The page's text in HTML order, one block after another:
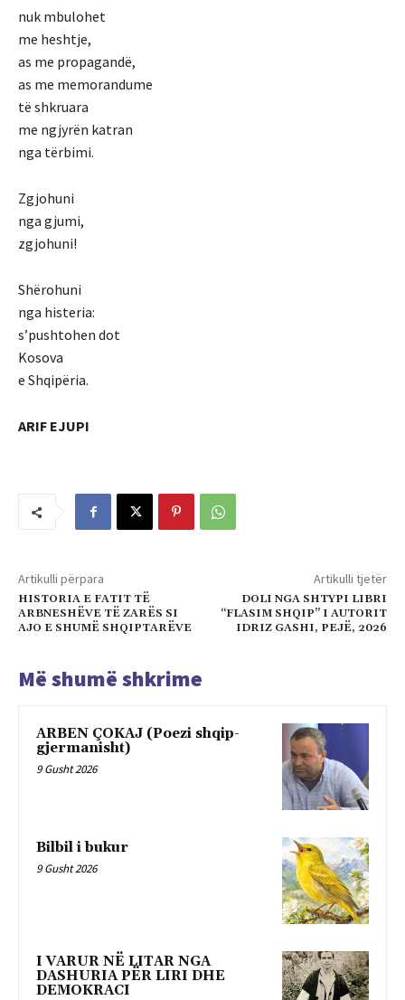
nuk mbulohet
me heshtje,
as me propagandë,
as me memorandume
të shkruara
me ngjyrën katran
nga tërbimi.
Zgjohuni
nga gjumi,
zgjohuni!
Shërohuni
nga histeria:
s’pushtohen dot
Kosova
e Shqipëria.
ARIF EJUPI
Artikulli përpara
HISTORIA E FATIT TË
ARBNESHËVE TË ZARËS SI
AJO E SHUMË SHQIPTARËVE
Artikulli tjetër
DOLI NGA SHTYPI LIBRI
“FLASIM SHQIP” I AUTORIT
IDRIZ GASHI, PEJË, 2026
Më shumë shkrime
ARBEN ÇOKAJ (Poezi shqip-
gjermanisht)
9 Gusht 2026
Bilbil i bukur
9 Gusht 2026
I VARUR NË LITAR NGA
DASHURIA PËR LIRI DHE
DEMOKRACI